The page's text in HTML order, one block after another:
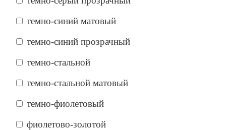
темно-синий матовый
темно-синий прозрачный
темно-стальной
темно-стальной матовый
темно-фиолетовый
фиолетово-золотой